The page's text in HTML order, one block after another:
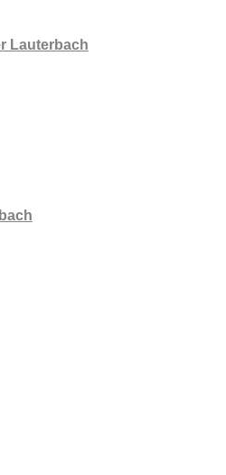
Lauterbach